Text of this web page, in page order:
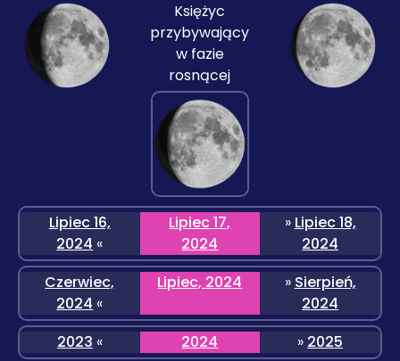
Księżyc
przybywający
w fazie
rosnącej
Lipiec 16,
2024 «
Lipiec 17,
2024
» Lipiec 18,
2024
Czerwiec,
2024 «
Lipiec, 2024 » Sierpień,
2024
2023 « 2024 » 2025